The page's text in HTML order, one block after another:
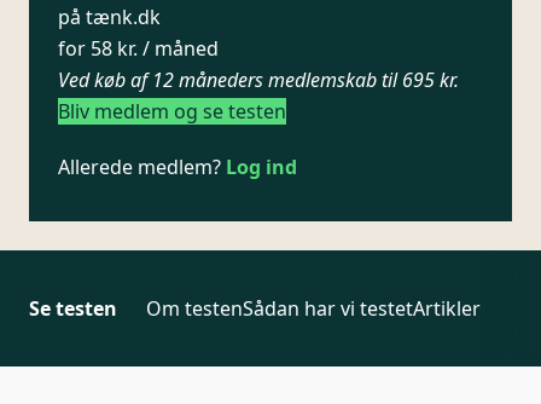
på tænk.dk
for 58 kr. / måned
Ved køb af 12 måneders medlemskab til 695 kr.
Bliv medlem og se testen
Allerede medlem? Log ind
Se testen Om testenSådan har vi testetArtikler